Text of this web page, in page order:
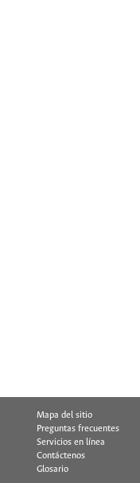
Mapa del sitio
Preguntas frecuentes
Servicios en línea
Contáctenos
Glosario